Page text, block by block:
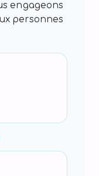
engageons
personnes